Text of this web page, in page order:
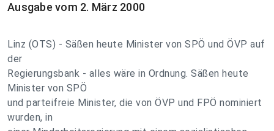
Ausgabe vom 2. März 2000
Linz (OTS) - Säßen heute Minister von SPÖ und ÖVP auf
der
Regierungsbank - alles wäre in Ordnung. Säßen heute
Minister von SPÖ
und parteifreie Minister, die von ÖVP und FPÖ nominiert
wurden, in